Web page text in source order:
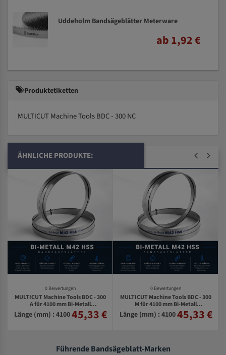
Uddeholm Bandsägeblätter Meterware
ab 1,92 €
Produktetiketten
MULTICUT Machine Tools BDC - 300 NC
ÄHNLICHE PRODUKTE:
0 Bewertungen
MULTICUT Machine Tools BDC - 300
A für 4100 mm Bi-Metall
Bandsägeblätter
Länge (mm) : 410045,33 €
0 Bewertungen
MULTICUT Machine Tools BDC - 300
M für 4100 mm Bi-Metall
Bandsägeblätter
Länge (mm) : 410045,33 €
Führende Bandsägeblatt-Marken